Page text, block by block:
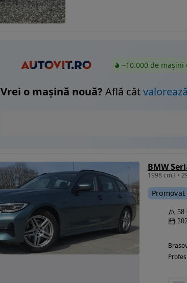
~10.000 de
Vrei o mașină nouă? Află câtvalorează
BMW
1998 cm3 •
Promovat
58